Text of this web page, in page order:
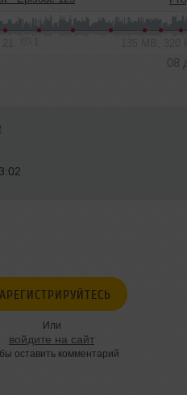
08
Или
войдите на сайт
оставить комментарий